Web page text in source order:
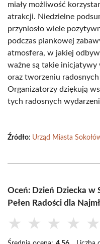
miały możliwość
atrakcji. Niedzielne
przyniosło wiele
podczas piankowej
atmosfera, w jakiej
ważne są takie inicjatywy
oraz tworzeniu
Organizatorzy dziękują
tych radosnych
Źródło: Urząd Miasta
Oceń: Dzień Dziecka w
Pełen Radości dla
★ ★ ★ ★ ★